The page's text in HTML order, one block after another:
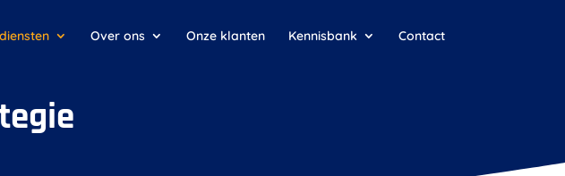
Over ons Onze klanten Kennisbank Contact